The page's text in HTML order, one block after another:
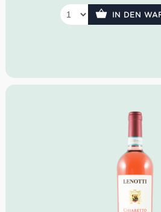
Idealer Versandkarton: 21
IN DEN